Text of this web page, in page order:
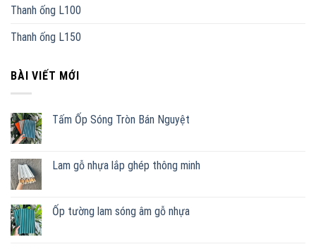
Thanh ống L100
Thanh ống L150
BÀI VIẾT MỚI
Tấm Ốp Sóng Tròn Bán Nguyệt
Lam gỗ nhựa lắp ghép thông minh
Ốp tường lam sóng âm gỗ nhựa